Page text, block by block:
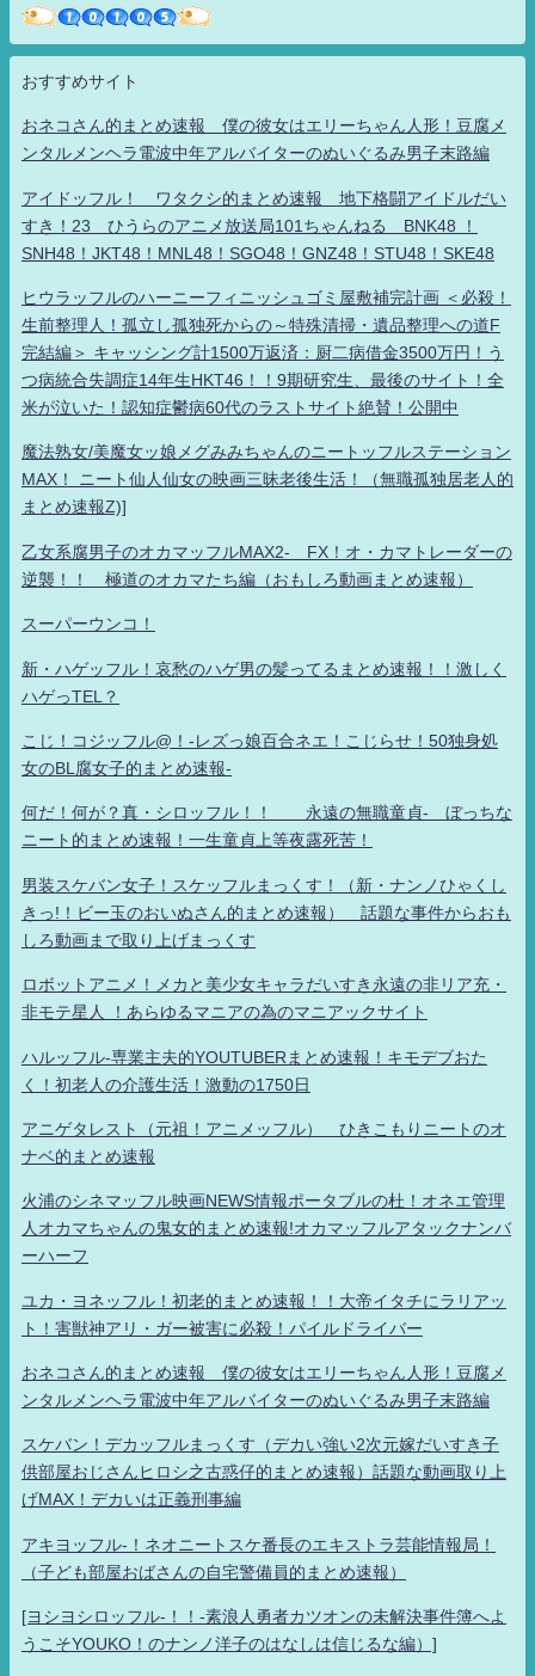
おすすめサイト
おネコさん的まとめ速報 僕の彼女はエリーちゃん人形！豆腐メ
ンタルメンヘラ電波中年アルバイターのぬいぐるみ男子末路編
アイドッフル！ ワタクシ的まとめ速報 地下格闘アイドルだい
すき！23 ひうらのアニメ放送局101ちゃんねる BNK48 ！
SNH48！JKT48！MNL48！SGO48！GNZ48！STU48！SKE48
ヒウラッフルのハーニーフィニッシュゴミ屋敷補完計画 ＜必殺！
生前整理人！孤立し孤独死からの～特殊清掃・遺品整理への道F
完結編＞ キャッシング計1500万返済：厨二病借金3500万円！う
つ病統合失調症14年生HKT46！！9期研究生、最後のサイト！全
米が泣いた！認知症鬱病60代のラストサイト絶賛！公開中
魔法熟女/美魔女ッ娘メグみみちゃんのニートッフルステーション
MAX！ ニート仙人仙女の映画三昧老後生活！（無職孤独居老人的
まとめ速報Z)]
乙女系腐男子のオカマッフルMAX2- FX！オ・カマトレーダーの
逆襲！！ 極道のオカマたち編（おもしろ動画まとめ速報）
スーパーウンコ！
新・ハゲッフル！哀愁のハゲ男の髪ってるまとめ速報！！激しく
ハゲっTEL？
こじ！コジッフル@！-レズっ娘百合ネエ！こじらせ！50独身処
女のBL腐女子的まとめ速報-
何だ！何が？真・シロッフル！！ 永遠の無職童貞- ぼっちな
ニート的まとめ速報！一生童貞上等夜露死苦！
男装スケバン女子！スケッフルまっくす！（新・ナンノひゃくし
きっ!！ビー玉のおいぬさん的まとめ速報） 話題な事件からおも
しろ動画まで取り上げまっくす
ロボットアニメ！メカと美少女キャラだいすき永遠の非リア充・
非モテ星人 ！あらゆるマニアの為のマニアックサイト
ハルッフル-専業主夫的YOUTUBERまとめ速報！キモデブおた
く！初老人の介護生活！激動の1750日
アニゲタレスト（元祖！アニメッフル） ひきこもりニートのオ
ナベ的まとめ速報
火浦のシネマッフル映画NEWS情報ポータブルの杜！オネエ管理
人オカマちゃんの鬼女的まとめ速報!オカマッフルアタックナンバ
ーハーフ
ユカ・ヨネッフル！初老的まとめ速報！！大帝イタチにラリアッ
ト！害獣神アリ・ガー被害に必殺！パイルドライバー
おネコさん的まとめ速報 僕の彼女はエリーちゃん人形！豆腐メ
ンタルメンヘラ電波中年アルバイターのぬいぐるみ男子末路編
スケバン！デカッフルまっくす（デカい強い2次元嫁だいすき子
供部屋おじさんヒロシ之古惑仔的まとめ速報）話題な動画取り上
げMAX！デカいは正義刑事編
アキヨッフル-！ネオニートスケ番長のエキストラ芸能情報局！
（子ども部屋おばさんの自宅警備員的まとめ速報）
[ヨシヨシロッフル-！！-素浪人勇者カツオンの未解決事件簿へよ
うこそYOUKO！のナンノ洋子のはなしは信じるな編）]